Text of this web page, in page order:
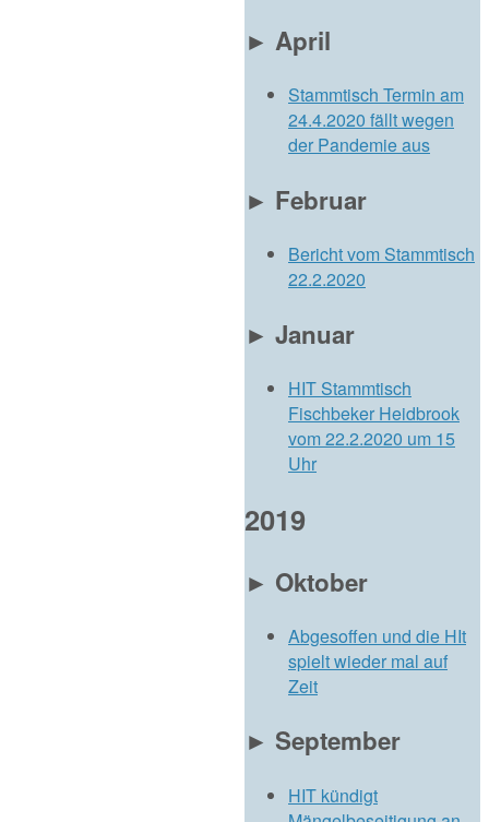
► April
Stammtisch Termin am
24.4.2020 fällt wegen
der Pandemie aus
► Februar
Bericht vom Stammtisch
22.2.2020
► Januar
HIT Stammtisch
Fischbeker Heidbrook
vom 22.2.2020 um 15
Uhr
2019
► Oktober
Abgesoffen und die HIt
spielt wieder mal auf
Zeit
► September
HIT kündigt